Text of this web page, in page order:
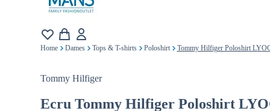
Home Dames Tops & T-shirts Poloshirt Tommy Hilfiger Poloshirt
Tommy Hilfiger
Ecru Tommy Hilfiger Poloshirt